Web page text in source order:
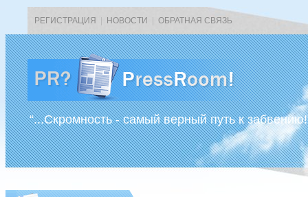
РЕГИСТРАЦИЯ НОВОСТИ ОБРАТНАЯ СВЯЗЬ
“...Скромность - самый верный путь к